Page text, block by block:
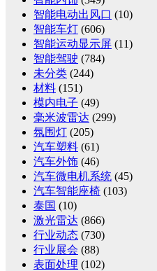
智能电动出风口 (10)
智能车灯 (606)
智能运动显示屏 (11)
智能驾驶 (784)
未分类 (244)
材料 (151)
模内电子 (49)
毫米波雷达 (299)
氛围灯 (205)
汽车塑料 (61)
汽车外饰 (46)
汽车微电机系统 (45)
汽车智能座椅 (103)
泰国 (10)
激光雷达 (866)
行业动态 (730)
行业展会 (88)
表面处理 (102)